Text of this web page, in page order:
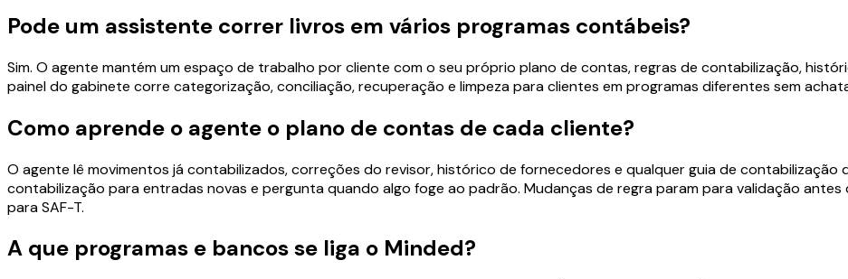
Pode um assistente correr livros em vários programas contábeis?
Sim. O agente mantém um espaço de trabalho por cliente com o seu próprio plano de contas, regras de contabilização,
painel do gabinete corre categorização, conciliação, recuperação e limpeza para clientes em programas diferentes sem
Como aprende o agente o plano de contas de cada cliente?
O agente lê movimentos já contabilizados, correções do revisor, histórico de fornecedores e qualquer guia de contabilização
contabilização para entradas novas e pergunta quando algo foge ao padrão. Mudanças de regra param para validação
para SAF-T.
A que programas e bancos se liga o Minded?